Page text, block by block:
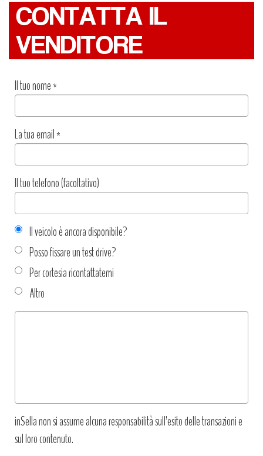
CONTATTA IL
VENDITORE
Il tuo nome*
La tua email*
Il tuo telefono (facoltativo)
Il veicolo è ancora disponibile?
Posso fissare un test drive?
Per cortesia ricontattatemi
Altro
Tipo
inSella non si assume alcuna responsabilità sull’esito delle transazioni e
sul loro contenuto.